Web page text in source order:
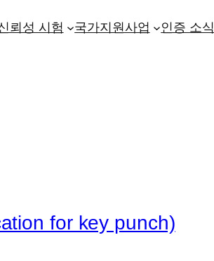
뢰성 시험 국가지원사업 인증 소식
for key punch)